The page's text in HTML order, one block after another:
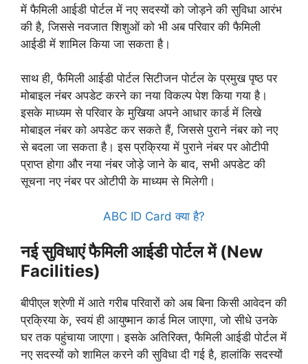
में फैमिली आईडी पोर्टल में नए सदस्यों को जोड़ने की सुविधा आरंभ
की है, जिससे नवजात शिशुओं को भी अब परिवार की फैमिली
आईडी में शामिल किया जा सकता है।
साथ ही, फैमिली आईडी पोर्टल सिटीजन पोर्टल के प्रमुख पृष्ठ पर
मोबाइल नंबर अपडेट करने का नया विकल्प पेश किया गया है।
इसके माध्यम से परिवार के मुखिया अपने आधार कार्ड में लिखे
मोबाइल नंबर को अपडेट कर सकते हैं, जिससे पुराने नंबर को नए
से बदला जा सकता है। इस प्रक्रिया में पुराने नंबर पर ओटीपी
प्राप्त होगा और नया नंबर जोड़े जाने के बाद, सभी अपडेट की
सूचना नए नंबर पर ओटीपी के माध्यम से मिलेगी।
ABC ID Card क्या है?
नई सुविधाएं फैमिली आईडी पोर्टल में (New
Facilities)
बीपीएल श्रेणी में आते गरीब परिवारों को अब बिना किसी आवेदन की
प्रक्रिया के, स्वयं ही आयुष्मान कार्ड मिल जाएगा, जो सीधे उनके
घर तक पहुंचाया जाएगा। इसके अतिरिक्त, फैमिली आईडी पोर्टल में
नए सदस्यों को शामिल करने की सुविधा दी गई है, हालांकि सदस्यों